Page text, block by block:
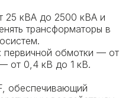
25 кВА до 2500 кВА и
трансформаторы в
первичной обмотки — от
от 0,4 кВ до 1 кВ.
обеспечивающий